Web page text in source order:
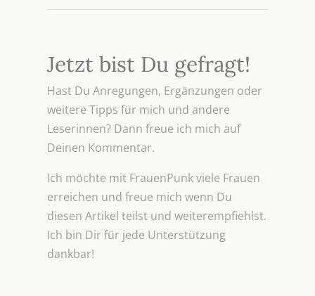
Jetzt bist Du gefragt!
Hast Du Anregungen, Ergänzungen oder
weitere Tipps für mich und andere
Leserinnen? Dann freue ich mich auf
Deinen Kommentar.
Ich möchte mit FrauenPunk viele Frauen
erreichen und freue mich wenn Du
diesen Artikel teilst und weiterempfiehlst.
Ich bin Dir für jede Unterstützung
dankbar!